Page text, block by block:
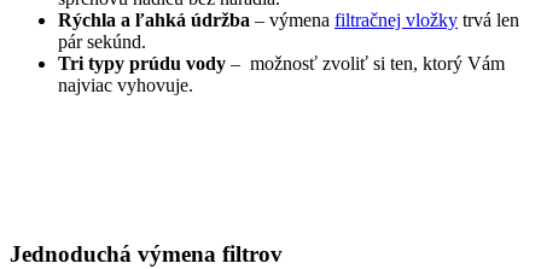
Rýchla a ľahká údržba – výmena filtračnej vložky trvá len
pár sekúnd.
Tri typy prúdu vody – možnosť zvoliť si ten, ktorý Vám
najviac vyhovuje.
Jednoduchá výmena filtrov